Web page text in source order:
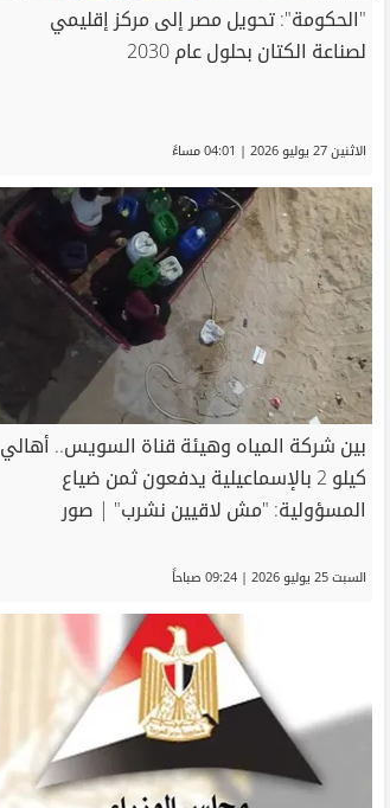
"الحكومة": تحويل مصر إلى مركز إقليمي
لصناعة الكتان بحلول عام 2030
الاثنين 27 يوليو 2026 | 04:01 مساءً
بين شركة المياه وهيئة قناة السويس.. أهالي
كيلو 2 بالإسماعيلية يدفعون ثمن ضياع
المسؤولية: "مش لاقيين نشرب" | صور
السبت 25 يوليو 2026 | 09:24 صباحاً